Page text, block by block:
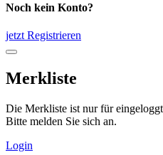
Noch kein Konto?
jetzt Registrieren
Merkliste
Die Merkliste ist nur für
Bitte melden Sie sich an.
Login